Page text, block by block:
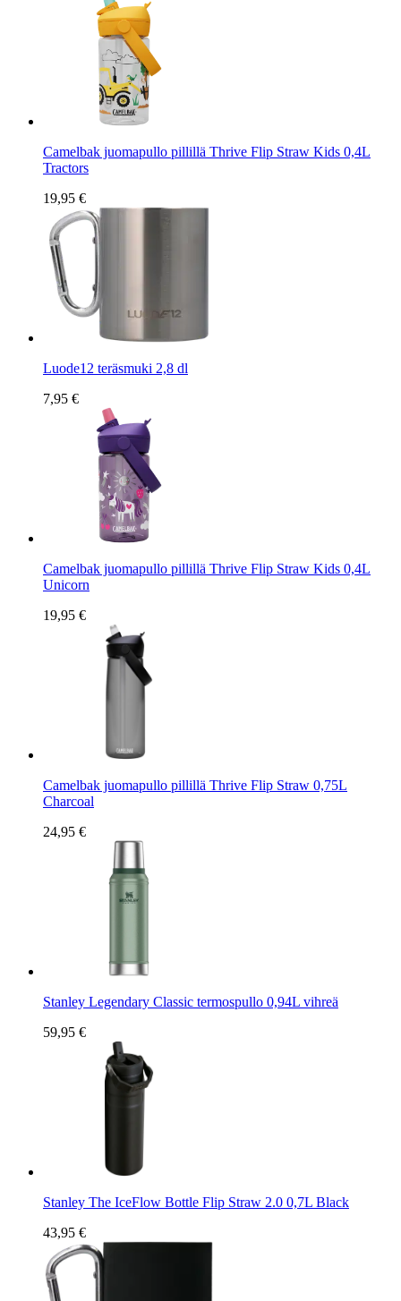
Camelbak juomapullo pillillä Thrive Flip Straw Kids 0,4L
Tractors
19,95 €
Luode12 teräsmuki 2,8 dl
7,95 €
Camelbak juomapullo pillillä Thrive Flip Straw Kids 0,4L
Unicorn
19,95 €
Camelbak juomapullo pillillä Thrive Flip Straw 0,75L
Charcoal
24,95 €
Stanley Legendary Classic termospullo 0,94L vihreä
59,95 €
Stanley The IceFlow Bottle Flip Straw 2.0 0,7L Black
43,95 €